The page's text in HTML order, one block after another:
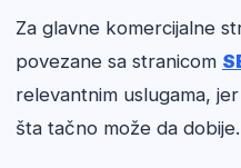
Za glavne komercijalne
povezane sa stranicom
relevantnim uslugama,
šta tačno može da dobije.